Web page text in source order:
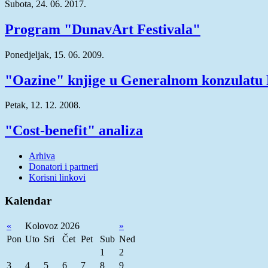
Subota, 24. 06. 2017.
Program "DunavArt Festivala"
Ponedjeljak, 15. 06. 2009.
"Oazine" knjige u Generalnom konzulatu
Petak, 12. 12. 2008.
"Cost-benefit" analiza
Arhiva
Donatori i partneri
Korisni linkovi
Kalendar
« Kolovoz 2026
»
Pon Uto Sri Čet Pet Sub Ned
1
2
3
4 5 6 7 8 9